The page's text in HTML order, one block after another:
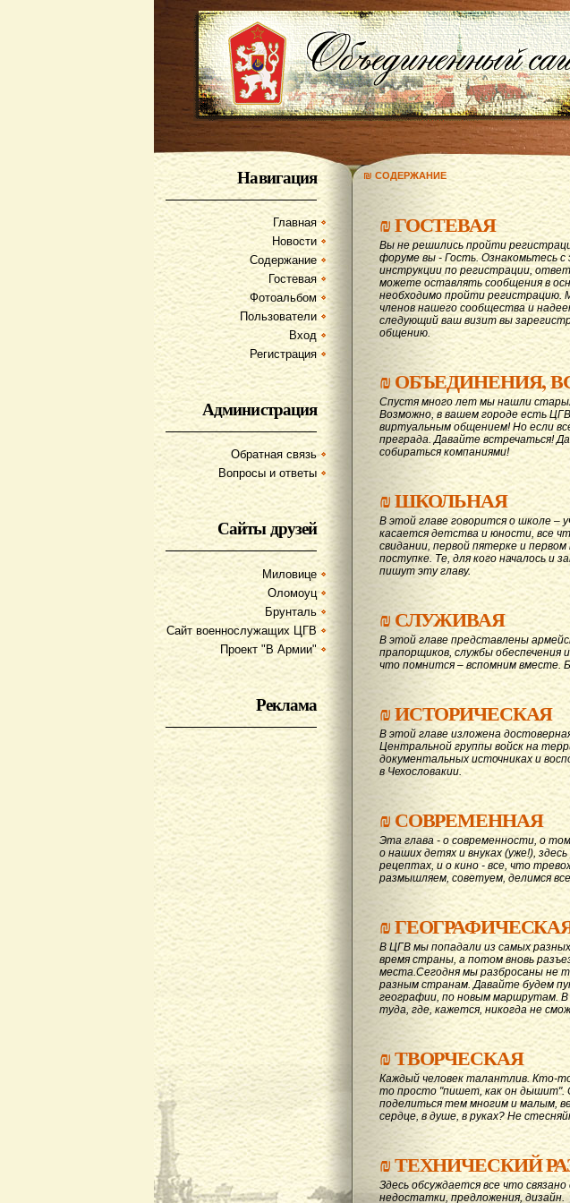
Навигация
Главная
Новости
Содержание
Гостевая
Фотоальбом
Пользователи
Вход
Регистрация
Администрация
Обратная связь
Вопросы и ответы
Сайты друзей
Миловице
Оломоуц
Брунталь
Сайт военнослужащих ЦГВ
Проект "В Армии"
Реклама
₪ СОДЕРЖАНИЕ
₪ГОСТЕВАЯ
Вы не решились пройти
форуме вы - Гость. Ознакомьтесь
инструкции по регистрации,
можете оставлять сообщения в
необходимо пройти регистрацию.
членов нашего сообщества и
следующий ваш визит вы
общению.
₪ОБЪЕДИНЕНИЯ,
Спустя много лет мы нашли
Возможно, в вашем городе есть
виртуальным общением! Но если
преграда. Давайте вcтречаться!
собираться компаниями!
₪ШКОЛЬНАЯ
В этой главе говорится о школе –
касается детства и юности, все
свидании, первой пятерке и
поступке. Те, для кого началось и
пишут эту главу.
₪СЛУЖИВАЯ
В этой главе представлены
прапорщиков, службы обеспечения
что помнится – вспомним вместе.
₪ИСТОРИЧЕСКАЯ
В этой главе изложена
Центральной группы войск на
документальных источниках и
в Чехословакии.
₪СОВРЕМЕННАЯ
Эта глава - о современности, о
о наших детях и внуках (уже!),
рецептах, и о кино - все, что
размышляем, советуем, делимся
₪
В ЦГВ мы попадали из самых
время страны, а потом вновь
места.Сегодня мы разбросаны не
разным странам. Давайте будем
географии, по новым маршрутам.
туда, где, кажется, никогда не
₪ТВОРЧЕСКАЯ
Каждый человек талантлив. Кто-
то просто "пишет, как он дышит".
поделиться тем многим и малым,
сердце, в душе, в руках? Не
₪ТЕХНИЧЕСКИЙ
Здесь обсуждается все что
недостатки, предложения, дизайн.